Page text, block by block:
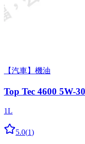
【汽車】機油
Top Tec 4600 5W-
1L
5.0(1)